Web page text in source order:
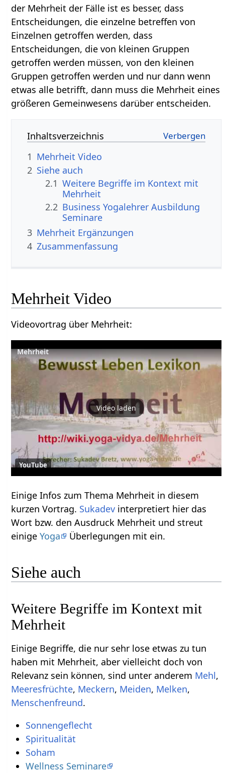
der Mehrheit der Fälle ist es besser, dass
Entscheidungen, die einzelne betreffen von
Einzelnen getroffen werden, dass
Entscheidungen, die von kleinen Gruppen
getroffen werden müssen, von den kleinen
Gruppen getroffen werden und nur dann wenn
etwas alle betrifft, dann muss die Mehrheit eines
größeren Gemeinwesens darüber entscheiden.
Inhaltsverzeichnis
1
Mehrheit‏‎ Video
2 Siehe auch
2.1 Weitere Begriffe im Kontext mit
2.2 Business Yogalehrer Ausbildung
Seminare
3
Mehrheit‏‎ Ergänzungen
4 Zusammenfassung
Mehrheit‏‎ Video
Videovortrag über Mehrheit‏‎:
Mehrheit‏‎
Video laden
YouTube
Einige Infos zum Thema Mehrheit‏‎ in diesem
kurzen Vortrag. Sukadev interpretiert hier das
Wort bzw. den Ausdruck Mehrheit‏‎ und streut
einigeYoga Überlegungen mit ein.
Siehe auch
Weitere Begriffe im Kontext mit
Einige Begriffe, die nur sehr lose etwas zu tun
haben mit Mehrheit‏‎, aber vielleicht doch von
Relevanz sein können, sind unter anderem
,
, , ,
,
.
Sonnengeflecht
Spiritualität
Soham
Wellness Seminare